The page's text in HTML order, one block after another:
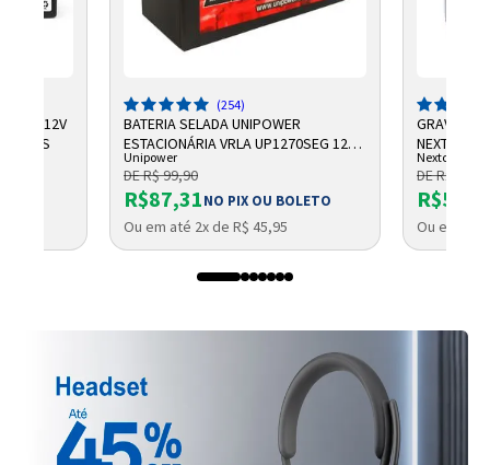
12V
(254)
BATERIA SELADA UNIPOWER
ESTACIONÁRIA VRLA UP1270SEG 12V
7AH F187
Unipower
DE R$ 99,90
R$87,31NO PIX OU BOLETO
Ou em até 2x de R$ 45,95
NEXTTECH
Nextcall
DE R$
Ou em até